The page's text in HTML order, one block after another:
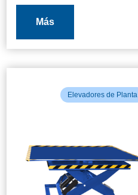
Más
Elevadores de Planta